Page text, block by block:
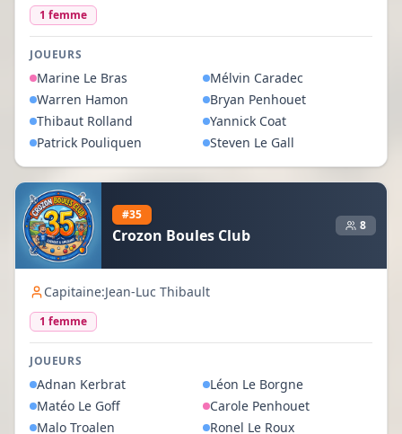
1 femme
JOUEURS
Marine Le Bras Mélvin Caradec
Warren Hamon Bryan Penhouet
Thibaut Rolland Yannick Coat
Patrick Pouliquen Steven Le Gall
#35
Crozon Boules Club
8
Capitaine:Jean-Luc Thibault
1 femme
JOUEURS
Adnan Kerbrat Léon Le Borgne
Matéo Le Goff Carole Penhouet
Malo Troalen Ronel Le Roux